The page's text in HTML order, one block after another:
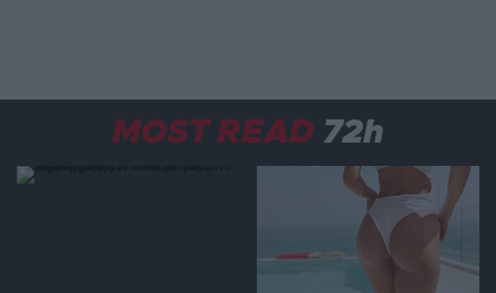
22:14
Όχι δεν είναι Al: Κεραυνός άστραψε και
«χτύπησε» ουράνιο τόξο – Δείτε φωτογραφία
από το εντυπωσιακό φαινόμενο
MOST READ 72h